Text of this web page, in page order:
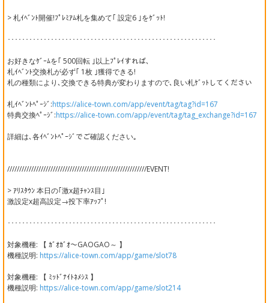
> 札ｲﾍﾞﾝﾄ開催!ﾌﾟﾚﾐｱﾑ札を集めて｢ 設定6 ｣をｹﾞｯﾄ!
･･････････････････････････････････････････････････････････
お好きなｹﾞｰﾑを｢ 500回転 ｣以上ﾌﾟﾚｲすれば､
札ｲﾍﾞﾝﾄ交換札が必ず｢ 1枚 ｣獲得できる!
札の種類により､交換できる特典が変わりますので､良い札ｹﾞｯﾄしてください
札ｲﾍﾞﾝﾄﾍﾟｰｼﾞ:https://alice-town.com/app/event/tag/tag?id=167
特典交換ﾍﾟｰｼﾞ:https://alice-town.com/app/event/tag/tag_exchange?id=167
詳細は､各ｲﾍﾞﾝﾄﾍﾟｰｼﾞでご確認ください｡
//////////////////////////////////////////////////////////EVENT!
> ｱﾘｽﾀｳﾝ 本日の｢激x超ﾁｬﾝｽ目｣
激設定x超高設定→投下率ｱｯﾌﾟ!
･･････････････････････････････････････････････････････････
対象機種: 【 ｶﾞｵｶﾞｵ～GAOGAO～ 】
機種説明: https://alice-town.com/app/game/slot78
対象機種: 【 ﾐｯﾄﾞﾅｲﾄﾈﾒｼｽ 】
機種説明: https://alice-town.com/app/game/slot214